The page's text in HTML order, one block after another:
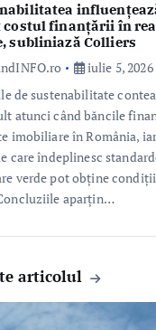
costul finanțării în
subliniază Colliers
iulie 5, 2026
de sustenabilitate
atunci când băncile
imobiliare în România,
care îndeplinesc
verde pot obține
aparțin…
articolul